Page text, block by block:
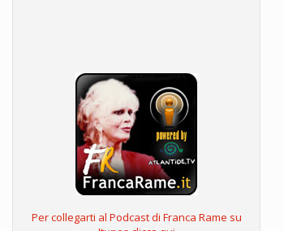
Per collegarti al Podcast di Franca Rame su